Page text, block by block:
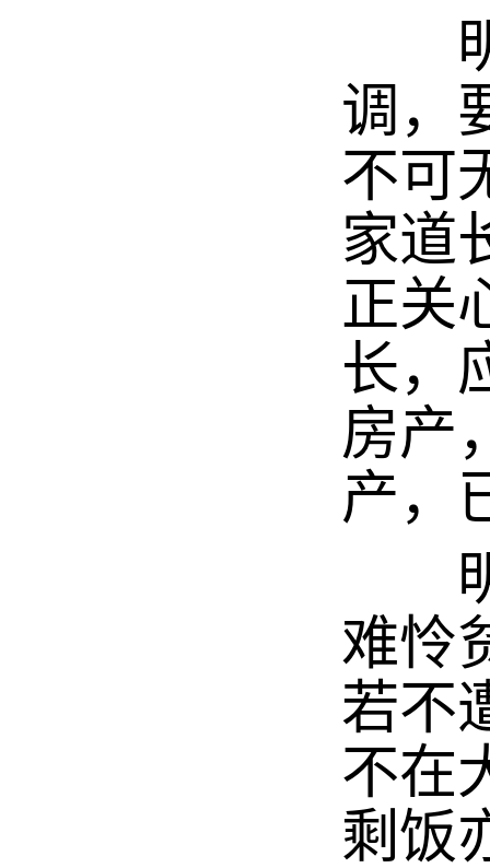
明
调，
不可
家道
正关
长，
房产
产，
明
难怜
若不
不在
剩饭